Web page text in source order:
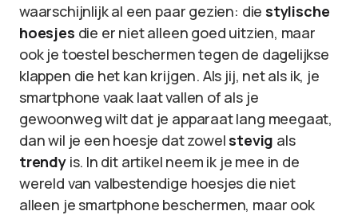
waarschijnlijk al een paar gezien: die stylische
hoesjes die er niet alleen goed uitzien, maar
ook je toestel beschermen tegen de dagelijkse
klappen die het kan krijgen. Als jij, net als ik, je
smartphone vaak laat vallen of als je
gewoonweg wilt dat je apparaat lang meegaat,
dan wil je een hoesje dat zowel stevig als
trendyis. In dit artikel neem ik je mee in de
wereld van valbestendige hoesjes die niet
alleen je smartphone beschermen, maar ook